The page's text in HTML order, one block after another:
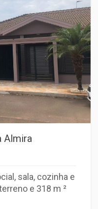
Almira
sala, cozinha e
e 318 m ²